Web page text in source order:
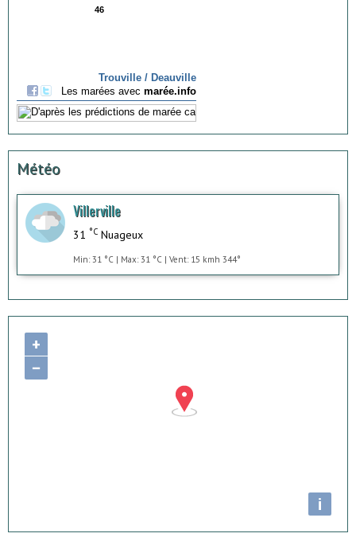
Météo
Villerville
31 °C Nuageux
Min: 31 °C | Max: 31 °C | Vent: 15 kmh 344°
+
−
i